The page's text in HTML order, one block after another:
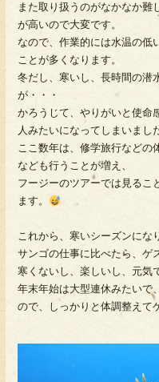
また取り扱うのがなかなか難
が高いので大変です。
なので、作業的には水温の低
ことが多くなります。
冬だし、寒いし、長時間の潜
が・・・
かろうじて、やりがいと使命
人みたいになってしまいまし
ここ数年は、修学旅行などの
なども行うことが増え、
フージーのツアーでは見るこ
ます。
これから、寒いシーズンにな
サンゴの仕事に比べたら、ゲ
寒くないし、楽しいし、元気
年末年始は大型連休みたいで
ので、しっかりと体調整えて